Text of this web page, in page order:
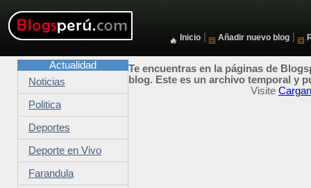
Inicio Añadir nuevo blog
Te encuentras en la páginas de
blog. Este es un archivo temporal y
Visite
Actualidad
Noticias
Politica
Deportes
Deporte en Vivo
Farandula